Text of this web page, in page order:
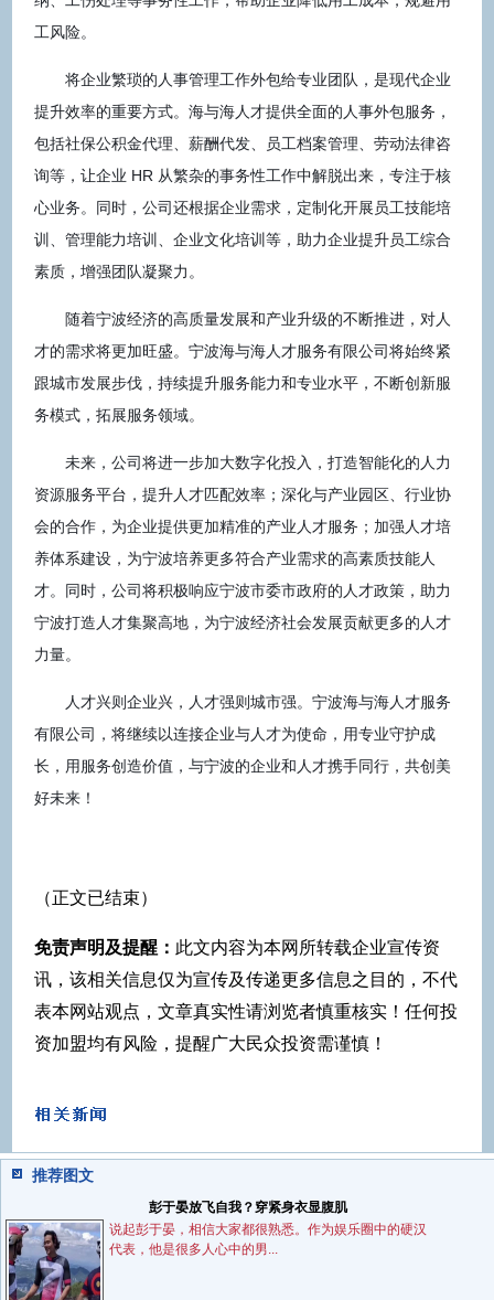
工风险。
将企业繁琐的人事管理工作外包给专业团队，是现代企业
提升效率的重要方式。海与海人才提供全面的人事外包服务，
包括社保公积金代理、薪酬代发、员工档案管理、劳动法律咨
询等，让企业 HR 从繁杂的事务性工作中解脱出来，专注于核
心业务。同时，公司还根据企业需求，定制化开展员工技能培
训、管理能力培训、企业文化培训等，助力企业提升员工综合
素质，增强团队凝聚力。
随着宁波经济的高质量发展和产业升级的不断推进，对人
才的需求将更加旺盛。宁波海与海人才服务有限公司将始终紧
跟城市发展步伐，持续提升服务能力和专业水平，不断创新服
务模式，拓展服务领域。
未来，公司将进一步加大数字化投入，打造智能化的人力
资源服务平台，提升人才匹配效率；深化与产业园区、行业协
会的合作，为企业提供更加精准的产业人才服务；加强人才培
养体系建设，为宁波培养更多符合产业需求的高素质技能人
才。同时，公司将积极响应宁波市委市政府的人才政策，助力
宁波打造人才集聚高地，为宁波经济社会发展贡献更多的人才
力量。
人才兴则企业兴，人才强则城市强。宁波海与海人才服务
有限公司，将继续以连接企业与人才为使命，用专业守护成
长，用服务创造价值，与宁波的企业和人才携手同行，共创美
好未来！
（正文已结束）
免责声明及提醒： 此文内容为本网所转载企业宣传资
讯，该相关信息仅为宣传及传递更多信息之目的，不代
表本网站观点，文章真实性请浏览者慎重核实！任何投
资加盟均有风险，提醒广大民众投资需谨慎！
推荐图文
彭于晏放飞自我？穿紧身衣显腹肌
说起彭于晏，相信大家都很熟悉。作为娱乐圈中的硬汉
代表，他是很多人心中的男...